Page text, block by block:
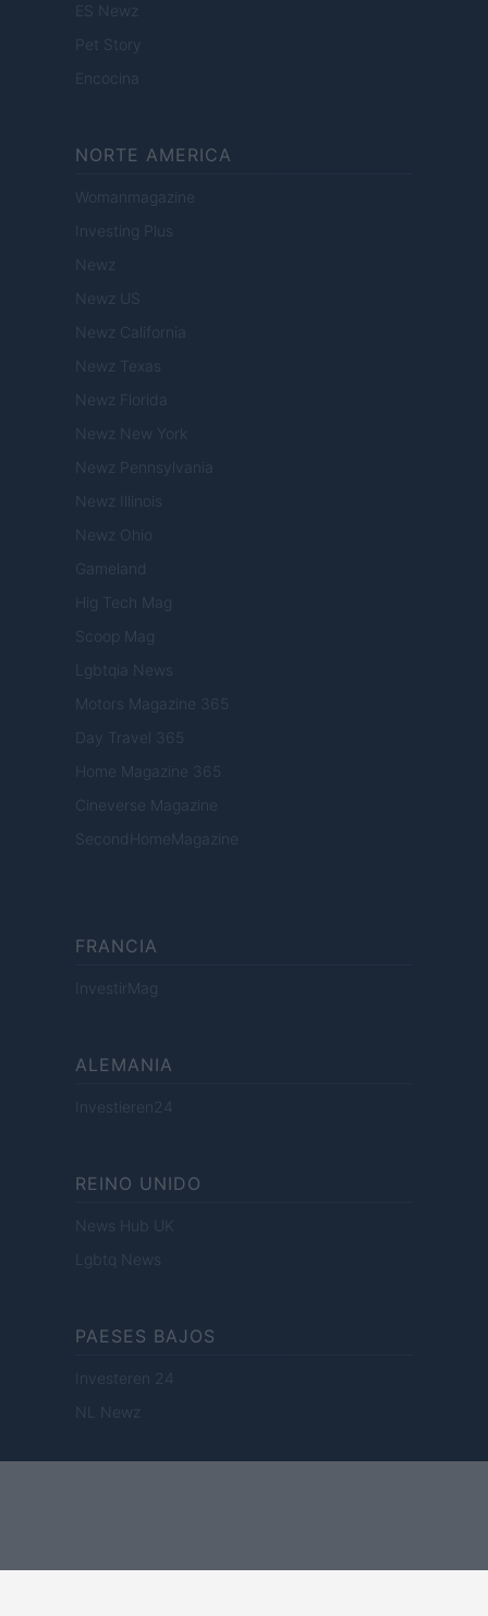
ES Newz
Pet Story
Encocina
NORTE AMERICA
Womanmagazine
Investing Plus
Newz
Newz US
Newz California
Newz Texas
Newz Florida
Newz New York
Newz Pennsylvania
Newz Illinois
Newz Ohio
Gameland
Hig Tech Mag
Scoop Mag
Lgbtqia News
Motors Magazine 365
Day Travel 365
Home Magazine 365
Cineverse Magazine
SecondHomeMagazine
FRANCIA
InvestirMag
ALEMANIA
Investieren24
REINO UNIDO
News Hub UK
Lgbtq News
PAESES BAJOS
Investeren 24
NL Newz